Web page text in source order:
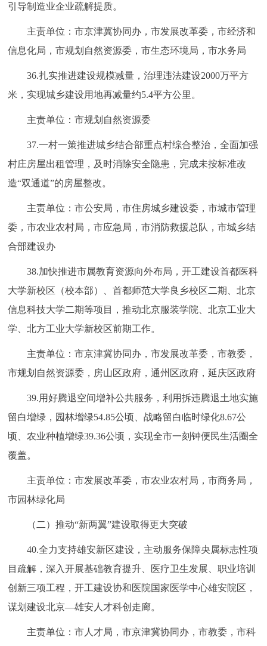
引导制造业企业疏解提质。
主责单位：市京津冀协同办，市发展改革委，市经济和
信息化局，市规划自然资源委，市生态环境局，市水务局
36.扎实推进建设规模减量，治理违法建设2000万平方
米，实现城乡建设用地再减量约5.4平方公里。
主责单位：市规划自然资源委
37.一村一策推进城乡结合部重点村综合整治，全面加强
村庄房屋出租管理，及时消除安全隐患，完成未按标准改
造“双通道”的房屋整改。
主责单位：市公安局，市住房城乡建设委，市城市管理
委，市农业农村局，市应急局，市消防救援总队，市城乡结
合部建设办
38.加快推进市属教育资源向外布局，开工建设首都医科
大学新校区（校本部）、首都师范大学良乡校区二期、北京
信息科技大学二期等项目，推动北京服装学院、北京工业大
学、北方工业大学新校区前期工作。
主责单位：市京津冀协同办，市发展改革委，市教委，
市规划自然资源委，房山区政府，通州区政府，延庆区政府
39.用好腾退空间增补公共服务，利用拆违腾退土地实施
留白增绿，园林增绿54.85公顷、战略留白临时绿化8.67公
顷、农业种植增绿39.36公顷，实现全市一刻钟便民生活圈全
覆盖。
主责单位：市发展改革委，市农业农村局，市商务局，
市园林绿化局
（二）推动“新两翼”建设取得更大突破
40.全力支持雄安新区建设，主动服务保障央属标志性项
目疏解，深入开展基础教育提升、医疗卫生发展、职业培训
创新三项工程，开工建设协和医院国家医学中心雄安院区，
谋划建设北京—雄安人才科创走廊。
主责单位：市人才局，市京津冀协同办，市教委，市科